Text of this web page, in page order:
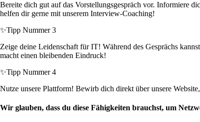
Bereite dich gut auf das Vorstellungsgespräch vor. Informiere
helfen dir gerne mit unserem Interview-Coaching!
✨Tipp Nummer 3
Zeige deine Leidenschaft für IT! Während des Gesprächs
macht einen bleibenden Eindruck!
✨Tipp Nummer 4
Nutze unsere Plattform! Bewirb dich direkt über unsere
Wir glauben, dass du diese Fähigkeiten brauchst, um